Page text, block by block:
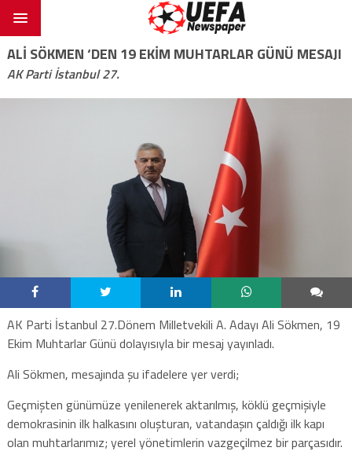
ALİ SÖKMEN ‘DEN 19 EKİM MUHTARLAR GÜNÜ MESAJI
AK Parti İstanbul 27.
AK Parti İstanbul 27.Dönem Milletvekili A. Adayı Ali Sökmen, 19
Ekim Muhtarlar Günü dolayısıyla bir mesaj yayınladı.
Ali Sökmen, mesajında şu ifadelere yer verdi;
Geçmişten günümüze yenilenerek aktarılmış, köklü geçmişiyle
demokrasinin ilk halkasını oluşturan, vatandaşın çaldığı ilk kapı
olan muhtarlarımız; yerel yönetimlerin vazgeçilmez bir parçasıdır.